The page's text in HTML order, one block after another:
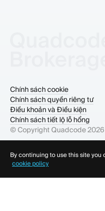
Mục lục
© Copyright Quadcode2026
Chính sách cookie
Chính sách quyền riêng tư
Điều khoản và Điều kiện
Chính sách tiết lộ lỗ hổng
By continuing to use this site you
cookie policy